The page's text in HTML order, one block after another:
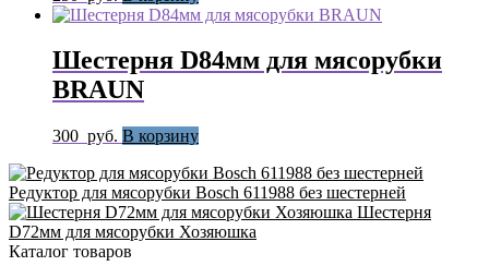
Шестерня D84мм для мясорубки
BRAUN
300 руб. В корзину
Редуктор для мясорубки Bosch 611988 без шестерней
Шестерня
D72мм для мясорубки Хозяюшка
Каталог товаров